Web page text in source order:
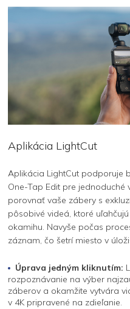
Aplikácia LightCut
Aplikácia LightCut podporuje
One-Tap Edit pre jednoduché
porovnať vaše zábery s
pôsobivé videá, ktoré
okamihu. Navyše počas
záznam, čo šetrí miesto v
Úprava jedným kliknutím:
rozpoznávanie na výber
záberov a okamžite vytvára
v 4K pripravené na zdieľanie.